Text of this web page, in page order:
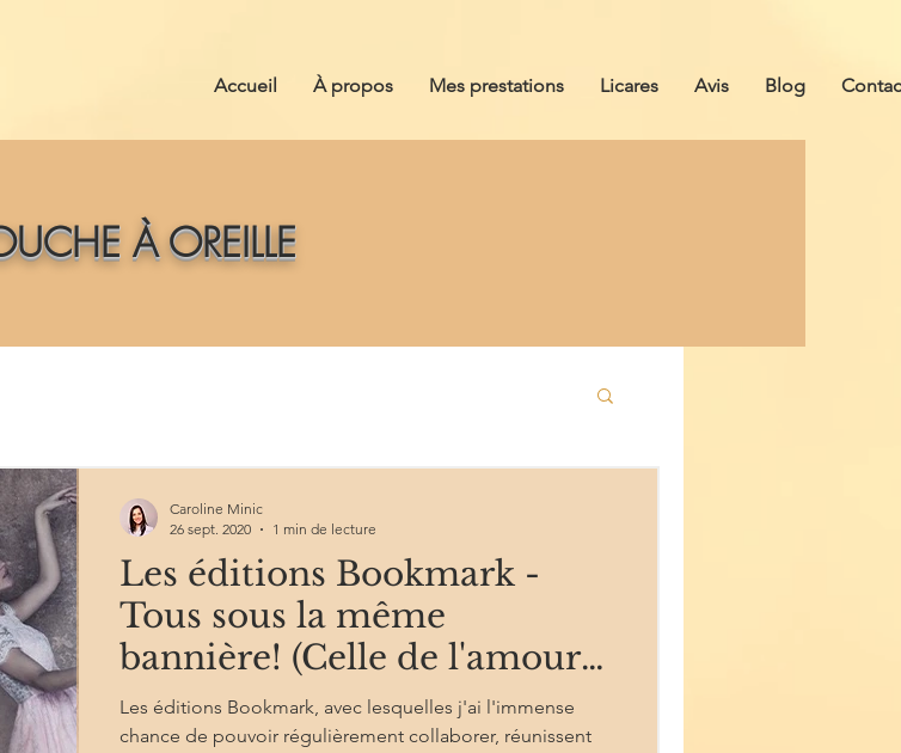
Accueil À propos Mes prestations Licares Avis Blog
À OREILLE
Les éditions Bookmark -
Tous sous la même
bannière! (Celle de l'amour!
;) )
Les éditions Bookmark, avec lesquelles j'ai l'immense
chance de pouvoir régulièrement collaborer, réunissent
Caroline Minic
26 sept. 2020
1 min de lecture